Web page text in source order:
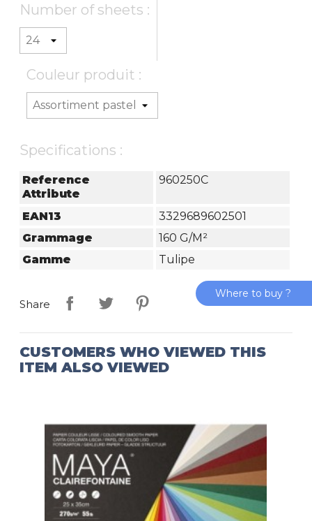
Number of sheets :
Couleur produit :
Specifications :
Reference
Attribute
960250C
EAN13
3329689602501
Grammage
160 G/m²
Gamme
Tulipe
Share
CUSTOMERS WHO VIEWED THIS
ITEM ALSO VIEWED
Where to buy ?